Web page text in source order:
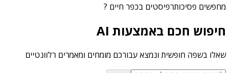
מחפשים פסיכותרפיסטים בכפר חיים ?
חיפוש חכם באמצעות AI
שאלו בשפה חופשית ונמצא עבורכם מומחים ומאמרים רלוונטיים